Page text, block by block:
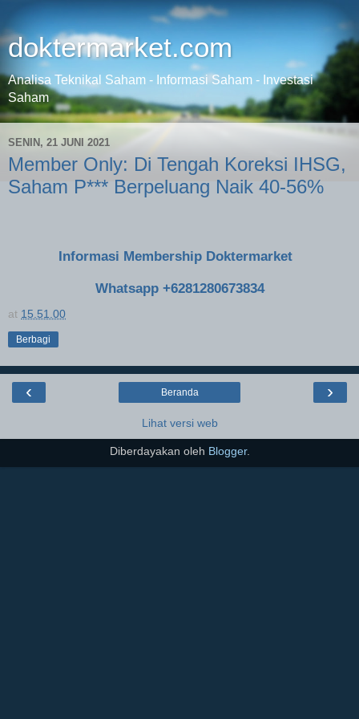
doktermarket.com
Analisa Teknikal Saham - Informasi Saham - Investasi
Saham
SENIN, 21 JUNI 2021
Member Only: Di Tengah Koreksi IHSG,
Saham P*** Berpeluang Naik 40-56%
Informasi Membership Doktermarket
Whatsapp +6281280673834
at 15.51.00
Berbagi
‹ ›
Beranda
Lihat versi web
Diberdayakan oleh Blogger.